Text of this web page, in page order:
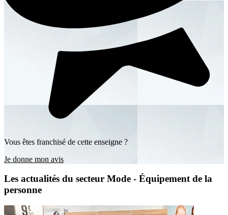
Vous êtes franchisé de cette enseigne ?
Je donne mon avis
Les actualités du secteur Mode - Équipement de la
personne